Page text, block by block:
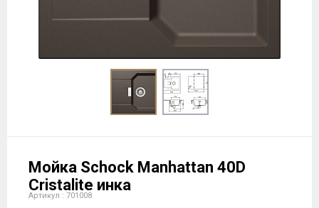
Мойка Schock Manhattan 40D
Cristalite инка
Артикул : 701008